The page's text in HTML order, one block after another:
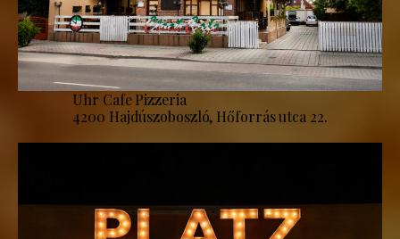
Uhr Cafe Pizzeria
4200 Hajdúszoboszló, Hőforrás utca 22.